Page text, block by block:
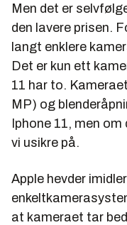
Kamera:12 MP
4K videoopptak
sekundet. 7 MP
Annet: Vanntett
lading (Qi).
Batteri:Ikke
oppgitt til
8.
Vekt:
Fra 5.490
Men det er
den lavere prisen.
langt enklere
Det er kun ett
11 har to.
MP) og
Iphone 11, men
vi usikre på.
Apple hevder
at kameraet tar